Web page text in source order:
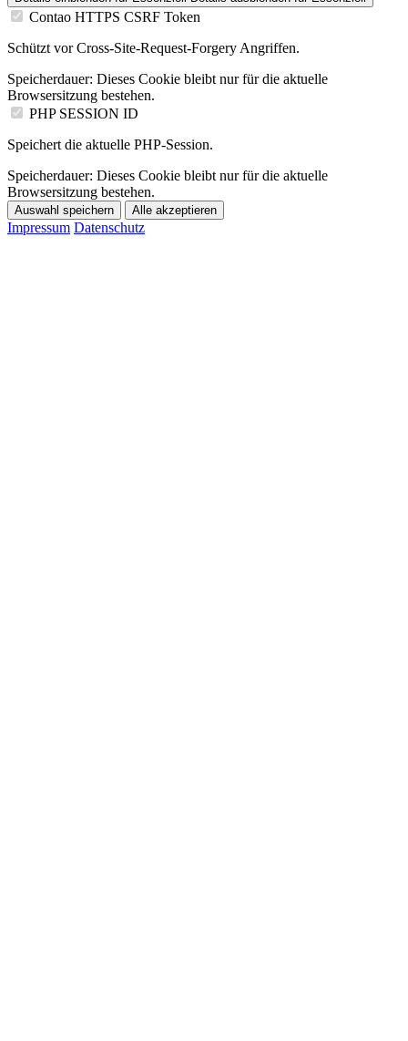
Contao HTTPS CSRF Token
Schützt vor Cross-Site-Request-Forgery Angriffen.
Speicherdauer: Dieses Cookie bleibt nur für die aktuelle
Browsersitzung bestehen.
PHP SESSION ID
Speichert die aktuelle PHP-Session.
Speicherdauer: Dieses Cookie bleibt nur für die aktuelle
Browsersitzung bestehen.
Auswahl speichern Alle akzeptieren
Impressum Datenschutz